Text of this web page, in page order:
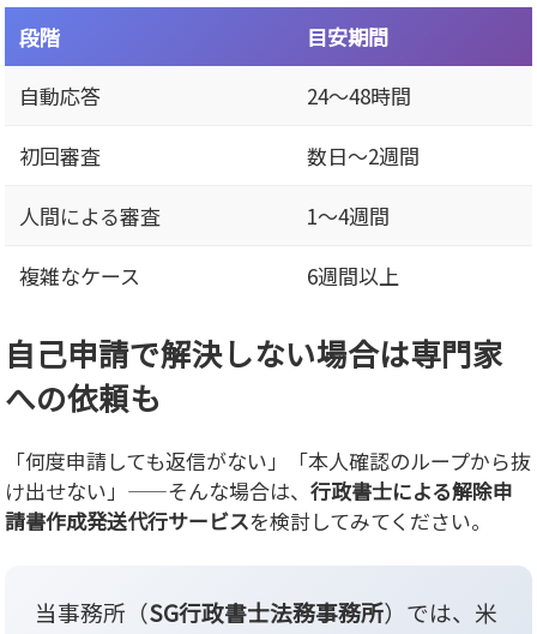
段階
目安期間
自動応答
24〜48時間
初回審査
数日〜2週間
人間による審査
1〜4週間
複雑なケース
6週間以上
自己申請で解決しない場合は専門家
への依頼も
「何度申請しても返信がない」「本人確認のループから抜
け出せない」——そんな場合は、 行政書士による解除申
請書作成発送代行サービスを検討してみてください。
当事務所（SG行政書士法務事務所）では、米